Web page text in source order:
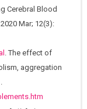
Cerebral Blood
2020 Mar; 12(3):
. The effect of
aggregation